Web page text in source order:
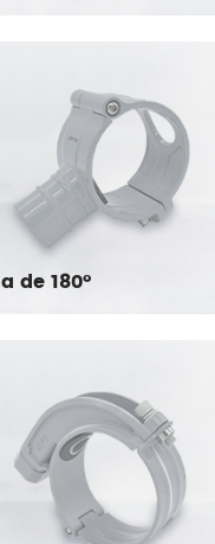
de 180°